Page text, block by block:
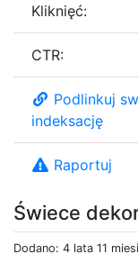
Świece
Dodano: 4 lata 11
Kliknięć:
CTR:
Podlinkuj
indeksację
Raportuj